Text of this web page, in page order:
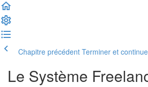
Chapitre précédent Terminer et
Le Système